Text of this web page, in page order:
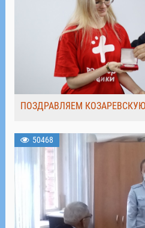
ПОЗДРАВЛЯЕМ
50468